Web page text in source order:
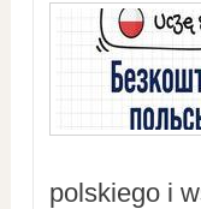
polskiego i